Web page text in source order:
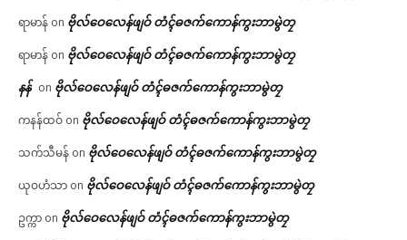
ရာမာန် on ဗိုလ်ဝေလေန်ဖျဝ် တံၚ်ဓဇက်ကောန်ကွးဘာမွဲတၠ
ရာမာန် on ဗိုလ်ဝေလေန်ဖျဝ် တံၚ်ဓဇက်ကောန်ကွးဘာမွဲတၠ
နန် on ဗိုလ်ဝေလေန်ဖျဝ် တံၚ်ဓဇက်ကောန်ကွးဘာမွဲတၠ
ကနန်ထဝ် on ဗိုလ်ဝေလေန်ဖျဝ် တံၚ်ဓဇက်ကောန်ကွးဘာမွဲတၠ
သက်သီမန် on ဗိုလ်ဝေလေန်ဖျဝ် တံၚ်ဓဇက်ကောန်ကွးဘာမွဲတၠ
ယုဝဟံသာ on ဗိုလ်ဝေလေန်ဖျဝ် တံၚ်ဓဇက်ကောန်ကွးဘာမွဲတၠ
ဥက္ကာ on ဗိုလ်ဝေလေန်ဖျဝ် တံၚ်ဓဇက်ကောန်ကွးဘာမွဲတၠ